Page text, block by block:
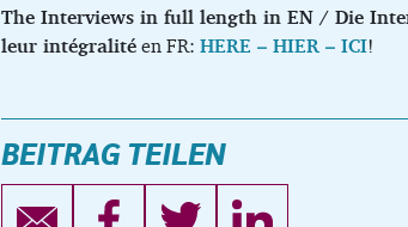
The Interviews in full length in EN / Die
leur intégralitéen FR:HERE – HIER – ICI!
BEITRAG TEILEN